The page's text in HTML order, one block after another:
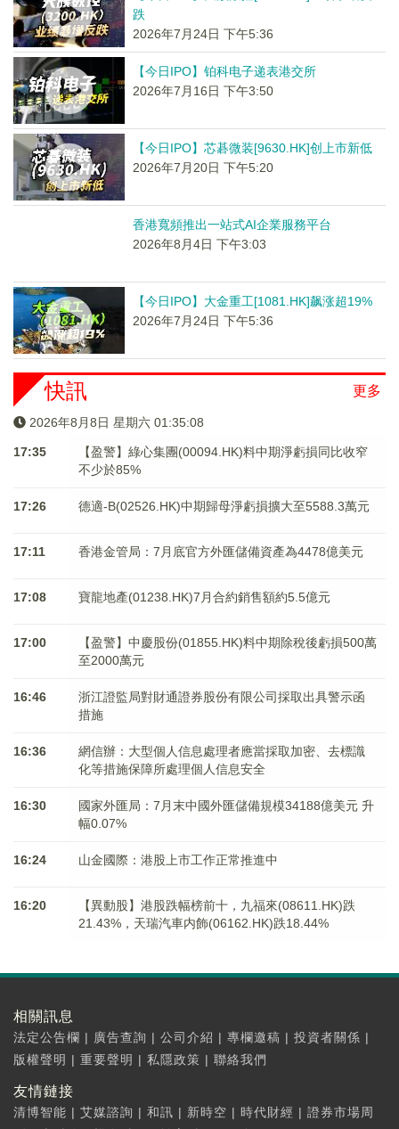
跌
2026年7月24日 下午5:36
【今日IPO】铂科电子递表港交所
2026年7月16日 下午3:50
【今日IPO】芯碁微装[9630.HK]创上市新低
2026年7月20日 下午5:20
香港寬頻推出一站式AI企業服務平台
2026年8月4日 下午3:03
【今日IPO】大金重工[1081.HK]飙涨超19%
2026年7月24日 下午5:36
更多
快訊
2026年8月8日 星期六 01:35:08
17:35
【盈警】綠心集團(00094.HK)料中期淨虧損同比收窄
不少於85%
17:26 德適-B(02526.HK)中期歸母淨虧損擴大至5588.3萬元
17:11 香港金管局：7月底官方外匯儲備資產為4478億美元
17:08 寶龍地產(01238.HK)7月合約銷售額約5.5億元
17:00
【盈警】中慶股份(01855.HK)料中期除稅後虧損500萬
至2000萬元
16:46
浙江證監局對財通證券股份有限公司採取出具警示函
措施
16:36
網信辦：大型個人信息處理者應當採取加密、去標識
化等措施保障所處理個人信息安全
16:30
國家外匯局：7月末中國外匯儲備規模34188億美元 升
幅0.07%
16:24 山金國際：港股上市工作正常推進中
16:20
【異動股】港股跌幅榜前十，九福來(08611.HK)跌
21.43%，天瑞汽車内飾(06162.HK)跌18.44%
相關訊息
法定公告欄 | 廣告查詢 | 公司介紹 | 專欄邀稿 | 投資者關係 |
版權聲明 | 重要聲明 | 私隱政策 | 聯絡我們
友情鏈接
清博智能 | 艾媒諮詢 | 和訊 | 新時空 | 時代財經 | 證券市場周